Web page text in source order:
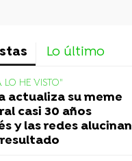
Lo último
LO HE VISTO"
actualiza su meme
casi 30 años
y las redes alucinan